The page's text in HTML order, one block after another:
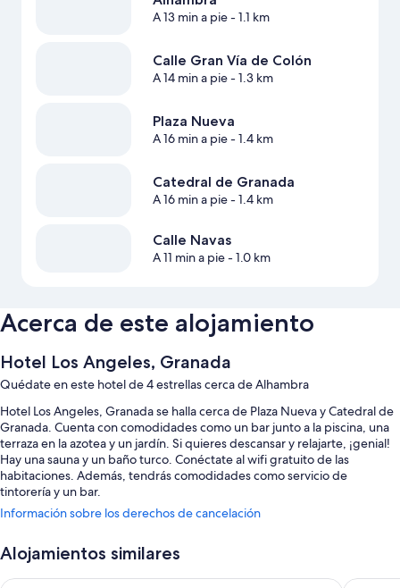
A 13 min a pie- 1.1 km
Calle Gran Vía de Colón
A 14 min a pie- 1.3 km
Plaza Nueva
A 16 min a pie- 1.4 km
Catedral de Granada
A 16 min a pie- 1.4 km
Calle Navas
A 11 min a pie- 1.0 km
Acerca de este alojamiento
Hotel Los Angeles, Granada
Quédate en este hotel de 4 estrellas cerca de Alhambra
Hotel Los Angeles, Granada se halla cerca de Plaza Nueva y Catedral de
Granada. Cuenta con comodidades como un bar junto a la piscina, una
terraza en la azotea y un jardín. Si quieres descansar y relajarte, ¡genial!
Hay una sauna y un baño turco. Conéctate al wifi gratuito de las
habitaciones. Además, tendrás comodidades como servicio de
tintorería y un bar.
Aquí tienes otros servicios:
Una piscina al aire libre de temporada
Información sobre los derechos de cancelación
Alojamientos similares